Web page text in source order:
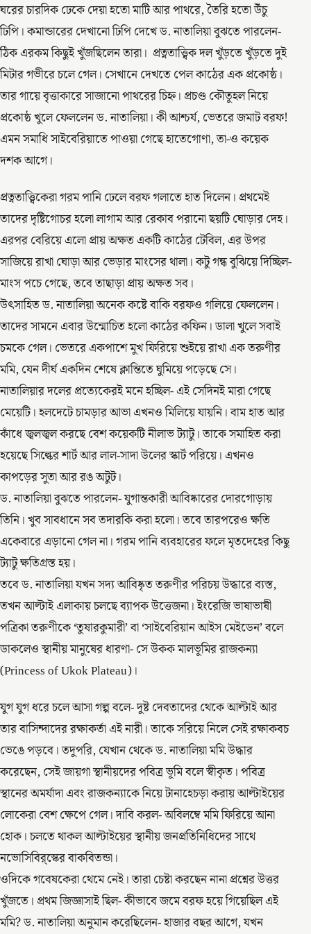
ঘরের চারদিক ঢেকে দেয়া হতো মাটি আর পাথরে, তৈরি হতো উঁচু
ঢিপি। কমান্ডারের দেখানো ঢিপি দেখে ড. নাতালিয়া বুঝতে পারলেন-
ঠিক এরকম কিছুই খুঁজছিলেন তারা। প্রত্নতাত্ত্বিক দল খুঁড়তে খুঁড়তে দুই
মিটার গভীরে চলে গেল। সেখানে দেখতে পেল কাঠের এক প্রকোষ্ঠ।
তার গায়ে বৃত্তাকারে সাজানো পাথরের চিহ্ন। প্রচণ্ড কৌতূহল নিয়ে
প্রকোষ্ঠ খুলে ফেললেন ড. নাতালিয়া। কী আশ্চর্য, ভেতরে জমাট বরফ!
এমন সমাধি সাইবেরিয়াতে পাওয়া গেছে হাতেগোণা, তা-ও কয়েক
দশক আগে।
প্রত্নতাত্ত্বিকেরা গরম পানি ঢেলে বরফ গলাতে হাত দিলেন। প্রথমেই
তাদের দৃষ্টিগোচর হলো লাগাম আর রেকাব পরানো ছয়টি ঘোড়ার দেহ।
এরপর বেরিয়ে এলো প্রায় অক্ষত একটি কাঠের টেবিল, এর উপর
সাজিয়ে রাখা ঘোড়া আর ভেড়ার মাংসের থালা। কটু গন্ধ বুঝিয়ে দিচ্ছিল-
মাংস পচে গেছে, তবে তাছাড়া প্রায় অক্ষত সব।
উৎসাহিত ড. নাতালিয়া অনেক কষ্টে বাকি বরফও গলিয়ে ফেললেন।
তাদের সামনে এবার উন্মোচিত হলো কাঠের কফিন। ডালা খুলে সবাই
চমকে গেল। ভেতরে একপাশে মুখ ফিরিয়ে শুইয়ে রাখা এক তরুণীর
মমি, যেন দীর্ঘ একদিন শেষে ক্লান্তিতে ঘুমিয়ে পড়েছে সে।
নাতালিয়ার দলের প্রত্যেকেরই মনে হচ্ছিল- এই সেদিনই মারা গেছে
মেয়েটি। হলদেটে চামড়ার আভা এখনও মিলিয়ে যায়নি। বাম হাত আর
কাঁধে জ্বলজ্বল করছে বেশ কয়েকটি নীলাভ ট্যাটু। তাকে সমাহিত করা
হয়েছে সিল্কের শার্ট আর লাল-সাদা উলের স্কার্ট পরিয়ে। এখনও
কাপড়ের সুতা আর রঙ অটুট।
ড. নাতালিয়া বুঝতে পারলেন- যুগান্তকারী আবিষ্কারের দোরগোড়ায়
তিনি। খুব সাবধানে সব তদারকি করা হলো। তবে তারপরেও ক্ষতি
একেবারে এড়ানো গেল না। গরম পানি ব্যবহারের ফলে মৃতদেহের কিছু
ট্যাটু ক্ষতিগ্রস্ত হয়।
তবে ড. নাতালিয়া যখন সদ্য আবিষ্কৃত তরুণীর পরিচয় উদ্ধারে ব্যস্ত,
তখন আল্টাই এলাকায় চলছে ব্যাপক উত্তেজনা। ইংরেজি ভাষাভাষী
পত্রিকা তরুণীকে ‘তুষারকুমারী’ বা ‘সাইবেরিয়ান আইস মেইডেন’ বলে
ডাকলেও স্থানীয় মানুষের ধারণা- সে উকক মালভূমির রাজকন্যা
(Princess of Ukok Plateau)।
যুগ যুগ ধরে চলে আসা গল্প বলে- দুষ্ট দেবতাদের থেকে আল্টাই আর
তার বাসিন্দাদের রক্ষাকর্তা এই নারী। তাকে সরিয়ে নিলে সেই রক্ষাকবচ
ভেঙে পড়বে। তদুপরি, যেখান থেকে ড. নাতালিয়া মমি উদ্ধার
করেছেন, সেই জায়গা স্থানীয়দের পবিত্র ভূমি বলে স্বীকৃত। পবিত্র
স্থানের অমর্যাদা এবং রাজকন্যাকে নিয়ে টানাহেচড়া করায় আল্টাইয়ের
লোকেরা বেশ ক্ষেপে গেল। দাবি করল- অবিলম্বে মমি ফিরিয়ে আনা
হোক। চলতে থাকল আল্টাইয়ের স্থানীয় জনপ্রতিনিধিদের সাথে
নভোসিবির্‌স্কের বাকবিতন্ডা।
ওদিকে গবেষকেরা থেমে নেই। তারা চেষ্টা করছেন নানা প্রশ্নের উত্তর
খুঁজতে। প্রথম জিজ্ঞাসাই ছিল- কীভাবে জমে বরফ হয়ে গিয়েছিল এই
মমি? ড. নাতালিয়া অনুমান করেছিলেন- হাজার বছর আগে, যখন